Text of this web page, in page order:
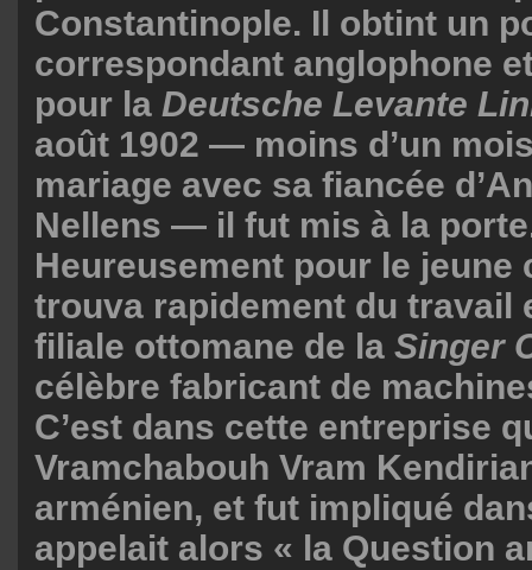
Constantinople. Il obtint un
correspondant anglophone
pour la Deutsche Levante
août 1902 — moins d’un
mariage avec sa fiancée
Nellens — il fut mis à la
Heureusement pour le jeune
trouva rapidement du travail
filiale ottomane de la Singer
célèbre fabricant de
C’est dans cette entreprise
Vramchabouh Vram
arménien, et fut impliqué
appelait alors « la Question